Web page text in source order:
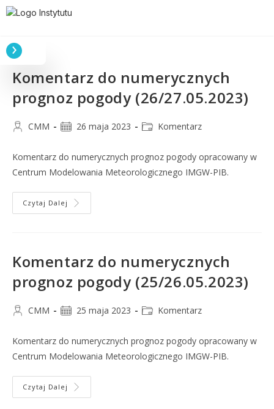
Komentarz do numerycznych
prognoz pogody (26/27.05.2023)
CMM 26 maja 2023 Komentarz
Komentarz do numerycznych prognoz pogody opracowany w
Centrum Modelowania Meteorologicznego IMGW-PIB.
Czytaj Dalej
Komentarz do numerycznych
prognoz pogody (25/26.05.2023)
CMM 25 maja 2023 Komentarz
Komentarz do numerycznych prognoz pogody opracowany w
Centrum Modelowania Meteorologicznego IMGW-PIB.
Czytaj Dalej